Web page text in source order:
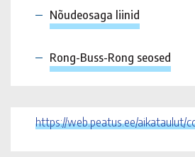
Nõudeosaga liinid
Rong-Buss-Rong seosed
https://web.peatus.ee/aikataulut/